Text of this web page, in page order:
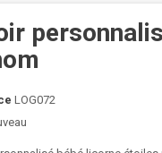
LOG072